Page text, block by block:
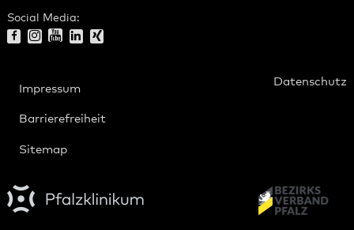
Social Media:
Impressum
Datenschutz
Barrierefreiheit
Sitemap